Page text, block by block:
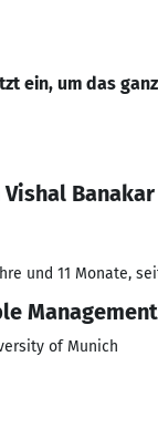
ein, um das
Banakar
und 11 Monate,
of Munich